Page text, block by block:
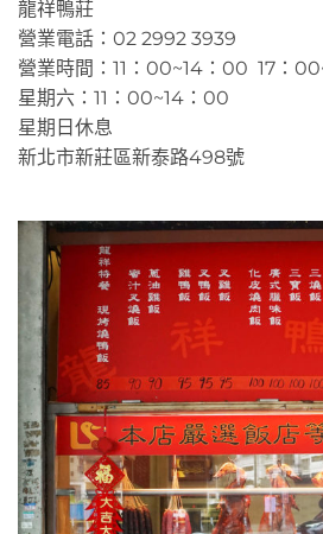
龍祥鴨莊
營業電話：02 2992 3939
營業時間：11：00~14：00 17：
星期六：11：00~14：00
星期日休息
新北市新莊區新泰路498號